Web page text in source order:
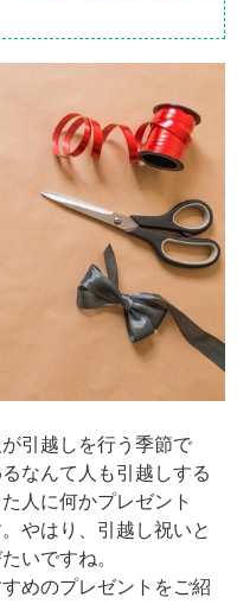
引越しを行う季節で
なんて人も引越しする
人に何かプレゼント
やはり、引越し祝いと
いですね。
めのプレゼントをご紹